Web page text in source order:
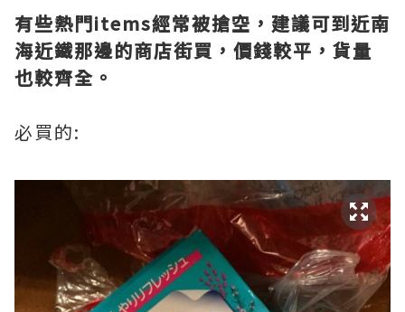
有些熱門items經常被搶空，建議可到近南
海近鐵那邊的商店街買，價錢較平，貨量
也較齊全。
必買的: